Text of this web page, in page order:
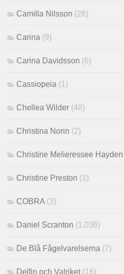
Camilla Nilsson (26)
Carina (9)
Carina Davidsson (6)
Cassiopeia (1)
Chellea Wilder (48)
Christina Norin (2)
Christine Melieressee Hayden
Christine Preston (1)
COBRA (3)
Daniel Scranton (1,036)
De Blå Fågelvarelserna (7)
Delfin och Valriket (16)